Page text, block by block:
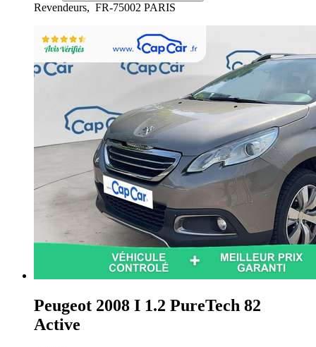
Revendeurs, FR-75002 PARIS
Peugeot 2008 I 1.2 PureTech 82
Active